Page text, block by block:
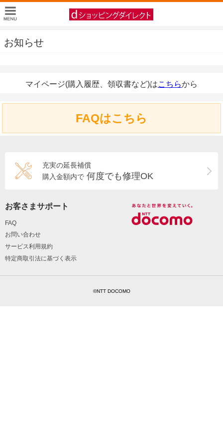
お知らせ
マイページ(購入履歴、領収書など)はこちらから
FAQはこちら
充実の延長補償
購入金額内で 何度でも修理OK
お客さまサポート
FAQ
お問い合わせ
サービス利用規約
特定商取引法に基づく表示
©NTT DOCOMO